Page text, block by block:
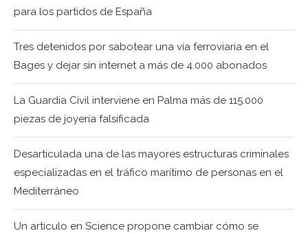
para los partidos de España
Tres detenidos por sabotear una vía ferroviaria en el
Bages y dejar sin internet a más de 4.000 abonados
La Guardia Civil interviene en Palma más de 115.000
piezas de joyería falsificada
Desarticulada una de las mayores estructuras criminales
especializadas en el tráfico marítimo de personas en el
Mediterráneo
Un artículo en Science propone cambiar cómo se